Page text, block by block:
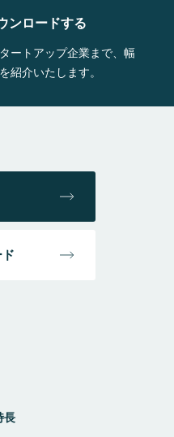
ンロードする
ートアップ企業まで、 幅
紹介いたします。
長